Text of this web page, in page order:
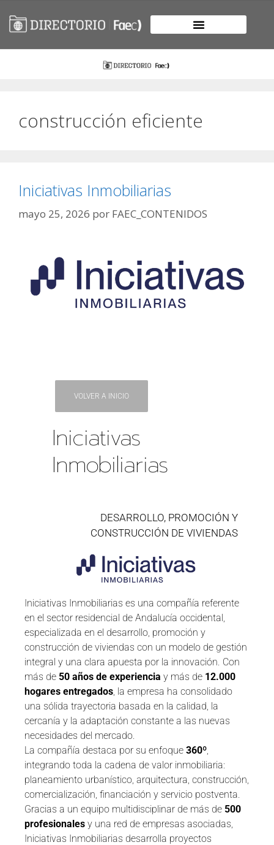
construcción eficiente
Iniciativas Inmobiliarias
mayo 25, 2026 por FAEC_CONTENIDOS
VOLVER A INICIO
Iniciativas
Inmobiliarias
DESARROLLO, PROMOCIÓN Y
CONSTRUCCIÓN DE VIVIENDAS
Iniciativas Inmobiliarias es una compañía referente
en el sector residencial de Andalucía occidental,
especializada en el desarrollo, promoción y
construcción de viviendas con un modelo de gestión
integral y una clara apuesta por la innovación. Con
más de 50 años de experiencia y más de 12.000
hogares entregados, la empresa ha consolidado
una sólida trayectoria basada en la calidad, la
cercanía y la adaptación constante a las nuevas
necesidades del mercado.
La compañía destaca por su enfoque 360º,
integrando toda la cadena de valor inmobiliaria:
planeamiento urbanístico, arquitectura, construcción,
comercialización, financiación y servicio postventa.
Gracias a un equipo multidisciplinar de más de 500
profesionales y una red de empresas asociadas,
Iniciativas Inmobiliarias desarrolla proyectos